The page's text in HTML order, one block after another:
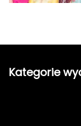
Kategorie